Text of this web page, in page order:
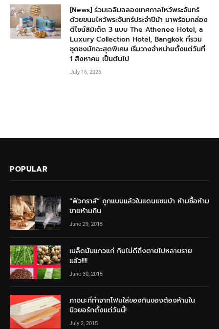
[News] ร่วมเฉลิมฉลองเทศกาลไหว้พระจันทร์
ด้วยขนมไหว้พระจันทร์ประจำปีม้า มาพร้อมกล่อง
ดีไซน์ลิมิเต็ด 3 แบบ The Athenee Hotel, a
Luxury Collection Hotel, Bangkok ที่รวม
ชุดชงมัทฉะสุดพิเศษ เริ่มวางจำหน่ายตั้งแต่วันที่
1 สิงหาคม เป็นต้นไป
July 16, 2026
POPULAR
“ฟัวกราส์” ถูกแบนแล้วในแดนแซมบ้า ห้ามซื้อห้าม
ขายห้ามกิน
June 29, 2015
เมล็ดมันแกวแก่ กินไม่ดีถึงตายไปหลายราย
แล้ว!!!!
June 30, 2015
ภาชนะที่ทำจากโฟมใส่ของกินของต้องห้ามใน
นิวยอร์กตั้งแต่วันนี้!
July 2, 2015